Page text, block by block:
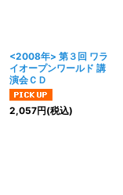
<2008年> 第３回 ワラ
イオープンワールド 講
演会ＣＤ
2,057円(税込)